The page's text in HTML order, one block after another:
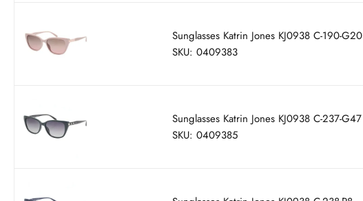
Sunglasses Katrin Jones KJ0938 C-190-G20
SKU: 0409383
Sunglasses Katrin Jones KJ0938 C-237-G47
SKU: 0409385